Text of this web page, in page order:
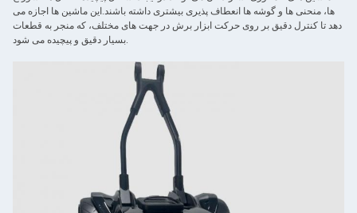
ها، منحنی ها و گوشه ها انعطاف پذیری بیشتری داشته باشند.این ماشین ها اجازه می
دهد تا کنترل دقیق بر روی حرکت ابزار برش در جهت های مختلف، که منجر به قطعات
بسیار دقیق و پیچیده می شود.